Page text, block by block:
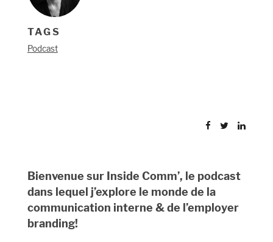
TAGS
Podcast
Bienvenue sur Inside Comm’, le podcast
dans lequel j’explore le monde de la
communication interne & de l’employer
branding!